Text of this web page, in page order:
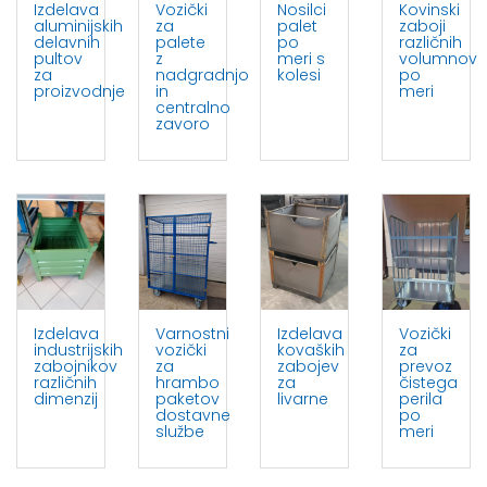
Izdelava
aluminijskih
delavnih
pultov
za
proizvodnje
Vozički
za
palete
z
nadgradnjo
in
centralno
zavoro
Nosilci
palet
po
meri s
kolesi
Kovinski
zaboji
različnih
volumnov
po
meri
Izdelava
industrijskih
zabojnikov
različnih
dimenzij
Varnostni
vozički
za
hrambo
paketov
dostavne
službe
Izdelava
kovaških
zabojev
za
livarne
Vozički
za
prevoz
čistega
perila
po
meri